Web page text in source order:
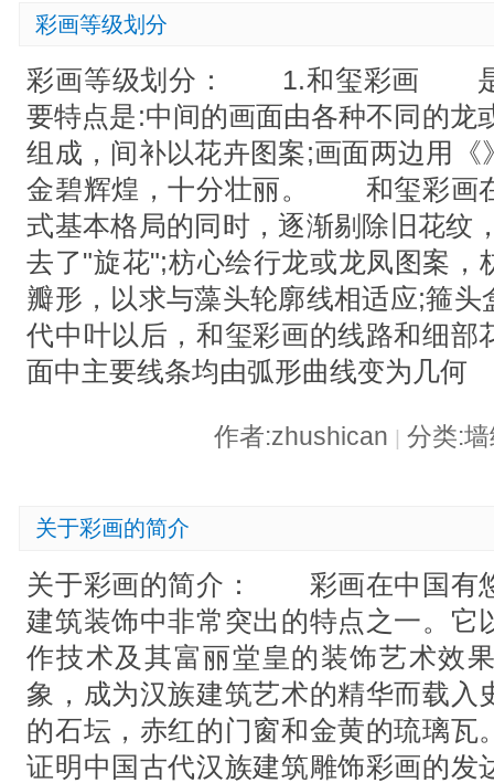
彩画等级划分
彩画等级划分： 1.和玺彩画 是
要特点是:中间的画面由各种不同的龙
组成，间补以花卉图案;画面两边用
金碧辉煌，十分壮丽。 和玺彩画
式基本格局的同时，逐渐剔除旧花纹
去了"旋花";枋心绘行龙或龙凤图案，
瓣形，以求与藻头轮廓线相适应;箍
代中叶以后，和玺彩画的线路和细部
面中主要线条均由弧形曲线变为几何
作者:zhushican 分类:
关于彩画的简介
关于彩画的简介： 彩画在中国有
建筑装饰中非常突出的特点之一。它
作技术及其富丽堂皇的装饰艺术效
象，成为汉族建筑艺术的精华而载入
的石坛，赤红的门窗和金黄的琉璃瓦
证明中国古代汉族建筑雕饰彩画的发